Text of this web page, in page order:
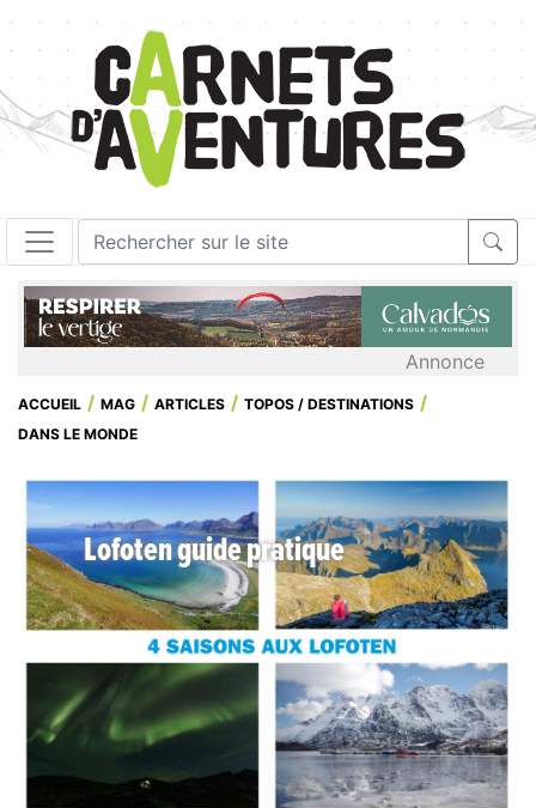
Annonce
ACCUEIL MAG ARTICLES
TOPOS / DESTINATIONS
DANS LE MONDE
Lofoten guide pratique